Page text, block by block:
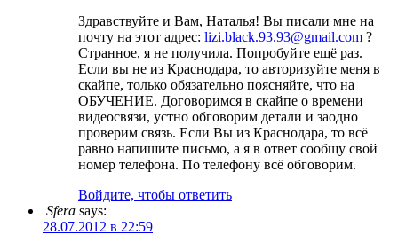
Здравствуйте и Вам, Наталья! Вы писали мне на
почту на этот адрес: lizi.black.93.93@gmail.com ?
Странное, я не получила. Попробуйте ещё раз.
Если вы не из Краснодара, то авторизуйте меня в
скайпе, только обязательно поясняйте, что на
ОБУЧЕНИЕ. Договоримся в скайпе о времени
видеосвязи, устно обговорим детали и заодно
проверим связь. Если Вы из Краснодара, то всё
равно напишите письмо, а я в ответ сообщу свой
номер телефона. По телефону всё обговорим.
Войдите, чтобы ответить
Sfera says:
28.07.2012 в 22:59